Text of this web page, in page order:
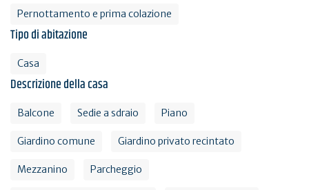
Pernottamento e prima colazione
Tipo di abitazione
Casa
Descrizione della casa
Balcone Sedie a sdraio Piano
Giardino comune Giardino privato recintato
Mezzanino Parcheggio